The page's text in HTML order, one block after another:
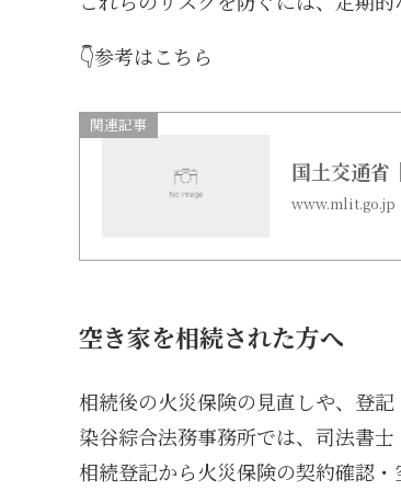
👇参考はこちら
関連記事
国土交通省
www.mlit.go.jp
空き家を相続された方へ
相続後の火災保険の見直しや、登記
染谷綜合法務事務所では、司法書士
相続登記から火災保険の契約確認